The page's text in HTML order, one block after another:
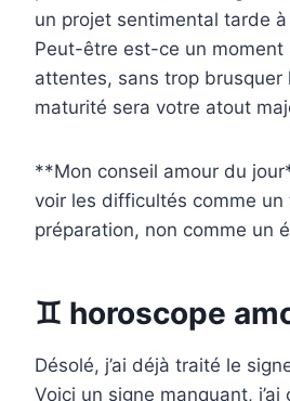
un projet sentimental tarde
Peut-être est-ce un moment
attentes, sans trop brusquer
maturité sera votre atout
**Mon conseil amour du
voir les difficultés comme un
préparation, non comme un
♊ horoscope
Désolé, j’ai déjà traité le
Voici un signe manquant, j’ai